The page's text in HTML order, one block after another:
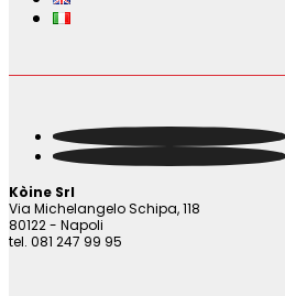
Kòine Srl
Via Michelangelo Schipa, 118
80122 - Napoli
tel. 081 247 99 95